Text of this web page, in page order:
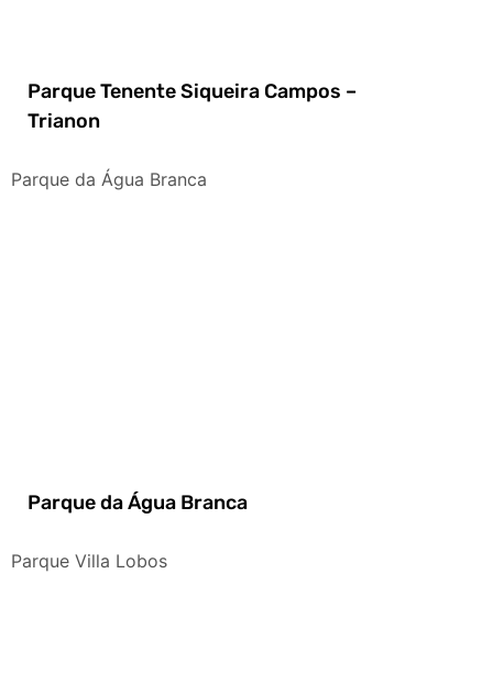
Parque Tenente Siqueira Campos –
Trianon
Parque da Água Branca
Parque da Água Branca
Parque Villa Lobos